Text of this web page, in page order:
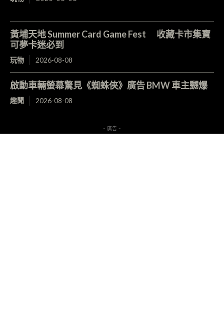
黃埔天地 Summer Card Game Fest 收藏卡市集寶
可夢卡迷必到
玩物 2026-08-08
啟動車輛螢幕驚見《蜘蛛俠》廣告 BMW 車主嬲爆
趣聞 2026-08-08
- 廣告 -